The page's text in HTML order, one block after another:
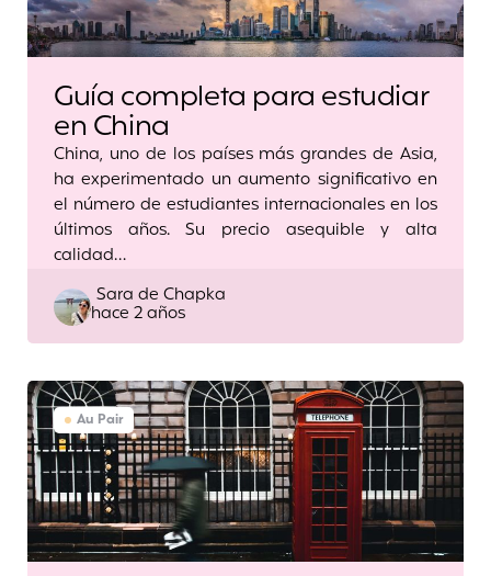
Guía completa para estudiar
en China
China, uno de los países más grandes de Asia,
ha experimentado un aumento significativo en
el número de estudiantes internacionales en los
últimos años. Su precio asequible y alta
calidad…
Posted
by
Sara de Chapka
hace 2 años
Au Pair